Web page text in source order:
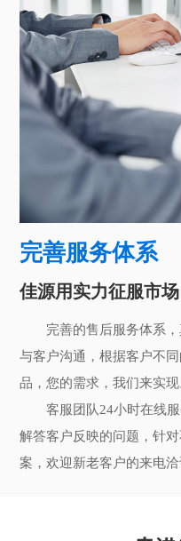
完善服务体系
佳源用实力征服市
完善的售后服务体系，
与客户沟通，根据客户不
品，您的需求，我们来实现
客服团队24小时在线服
解答客户反映的问题，针
案，欢迎新老客户的来电洽